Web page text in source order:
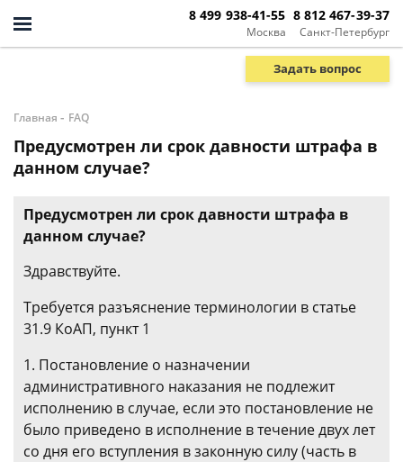
Москва
8 499 938-41-55
Санкт-Петербург
8 812 467-39-37
Задать вопрос
Главная - FAQ
Предусмотрен ли срок давности штрафа в
данном случае?
Предусмотрен ли срок давности штрафа в
данном случае?
Здравствуйте.
Требуется разъяснение терминологии в статье
31.9 КоАП, пункт 1
1. Постановление о назначении
административного наказания не подлежит
исполнению в случае, если это постановление не
было приведено в исполнение в течение двух лет
со дня его вступления в законную силу (часть в